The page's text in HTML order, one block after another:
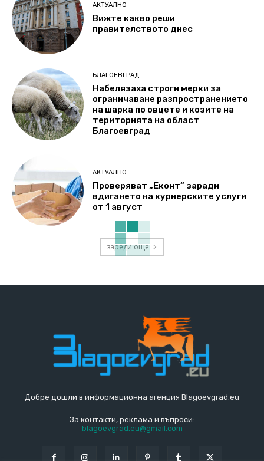
АКТУАЛНО
Вижте какво реши
правителството днес
БЛАГОЕВГРАД
Набелязаха строги мерки за
ограничаване разпространението
на шарка по овцете и козите на
територията на област
Благоевград
АКТУАЛНО
Проверяват „Еконт“ заради
вдигането на куриерските услуги
от 1 август
зареди още
Добре дошли в информационна агенция Blagoevgrad.eu
За контакти, реклама и въпроси:
blagoevgrad.eu@gmail.com